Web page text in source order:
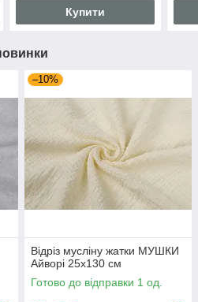
Купити
–10%
Відріз мусліну жатки МУШКИ
Айворі 25х130 см
Готово до відправки 1 од.